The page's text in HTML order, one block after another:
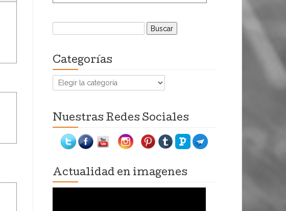
Buscar:
Categorías
Categorías
Nuestras Redes Sociales
Actualidad en imagenes